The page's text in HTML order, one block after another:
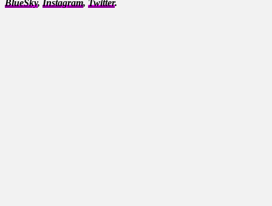
BlueSky, Instagram, Twitter.